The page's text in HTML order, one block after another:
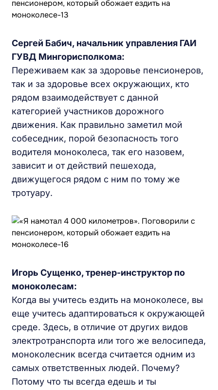
Сергей Бабич, начальник управления ГАИ
ГУВД Мингорисполкома:
Переживаем как за здоровье пенсионеров,
так и за здоровье всех окружающих, кто
рядом взаимодействует с данной
категорией участников дорожного
движения. Как правильно заметил мой
собеседник, порой безопасность того
водителя моноколеса, так его назовем,
зависит и от действий пешехода,
движущегося рядом с ним по тому же
тротуару.
Игорь Сущенко, тренер-инструктор по
моноколесам:
Когда вы учитесь ездить на моноколесе, вы
еще учитесь адаптироваться к окружающей
среде. Здесь, в отличие от других видов
электротранспорта или того же велосипеда,
моноколесник всегда считается одним из
самых ответственных людей. Почему?
Потому что ты всегда едешь и ты